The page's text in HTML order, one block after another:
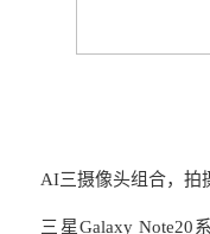
AI三摄像头组合，拍
三星Galaxy Note20